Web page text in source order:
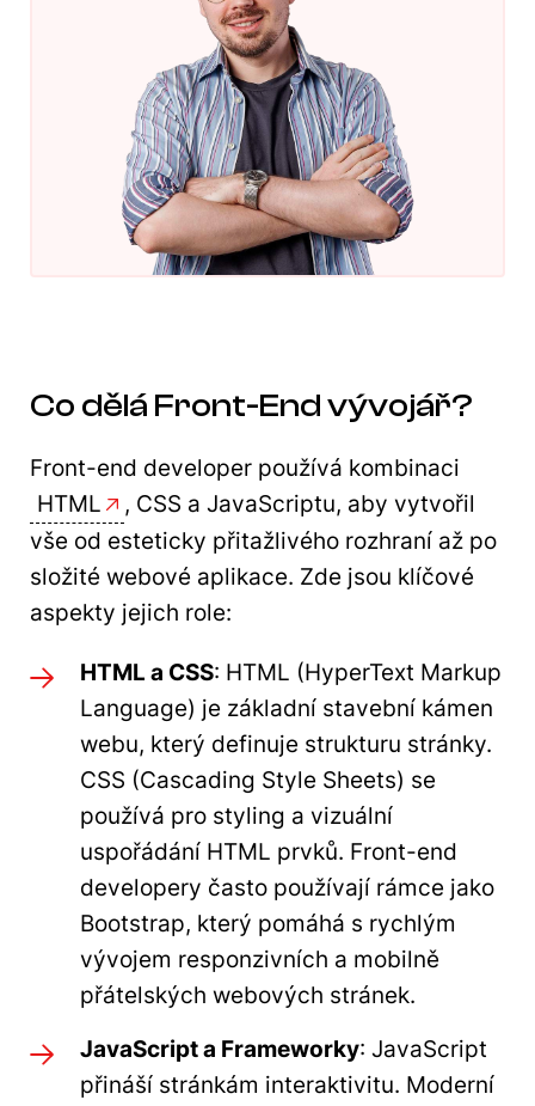
Co dělá Front-End vývojář?
Front-end developer používá kombinaci
HTML
, CSS a JavaScriptu, aby vytvořil
vše od esteticky přitažlivého rozhraní až po
složité webové aplikace. Zde jsou klíčové
aspekty jejich role:
HTML a CSS: HTML (HyperText Markup
Language) je základní stavební kámen
webu, který definuje strukturu stránky.
CSS (Cascading Style Sheets) se
používá pro styling a vizuální
uspořádání HTML prvků. Front-end
developery často používají rámce jako
Bootstrap, který pomáhá s rychlým
vývojem responzivních a mobilně
přátelských webových stránek.
JavaScript a Frameworky: JavaScript
přináší stránkám interaktivitu. Moderní